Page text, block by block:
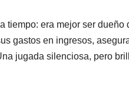
tiempo: era mejor ser dueño
gastos en ingresos,
jugada silenciosa, pero